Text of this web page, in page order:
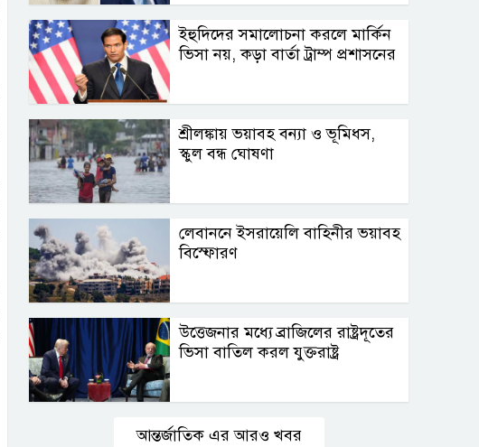
ইহুদিদের সমালোচনা করলে মার্কিন
ভিসা নয়, কড়া বার্তা ট্রাম্প প্রশাসনের
শ্রীলঙ্কায় ভয়াবহ বন্যা ও ভূমিধস,
স্কুল বন্ধ ঘোষণা
লেবাননে ইসরায়েলি বাহিনীর ভয়াবহ
বিস্ফোরণ
উত্তেজনার মধ্যে ব্রাজিলের রাষ্ট্রদূতের
ভিসা বাতিল করল যুক্তরাষ্ট্র
আন্তর্জাতিক এর আরও খবর